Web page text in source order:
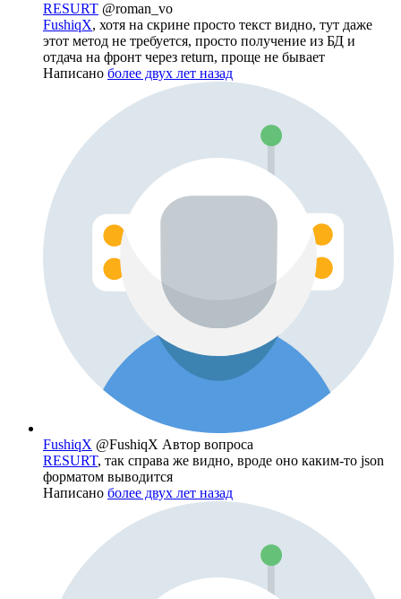
RESURT @roman_vo
FushiqX, хотя на скрине просто текст видно, тут даже
этот метод не требуется, просто получение из БД и
отдача на фронт через return, проще не бывает
Написано более двух лет назад
FushiqX @FushiqX Автор вопроса
RESURT, так справа же видно, вроде оно каким-то json
форматом выводится
Написано более двух лет назад